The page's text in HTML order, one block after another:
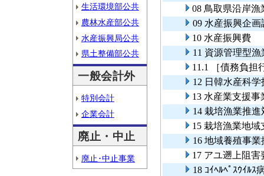
生活環境部公共
農林水産部公共
水産振興局公共
県土整備部公共
一般会計外
特別会計
企業会計
廃止・中止
廃止･中止事業
08 鳥取県沿岸
09 水産振興企画
10 水産振興費
11 資源管理型
11.1 ［債務負担
12 日韓水産科
13 水産業支援事
14 栽培漁業推
15 栽培漁業地
16 地域養殖事
17 アユ遡上阻
18 ｺｲﾍﾙﾍﾟｽｳｲﾙｽ